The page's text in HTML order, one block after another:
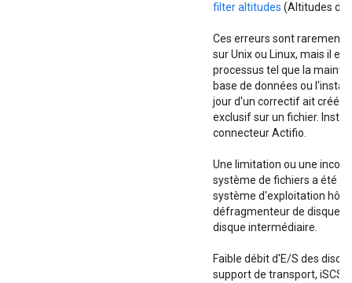
filter altitudes (Altitudes de
Ces erreurs sont rarement
sur Unix ou Linux, mais il
processus tel que la
base de données ou
jour d'un correctif ait créé
exclusif sur un fichier.
connecteur Actifio.
Une limitation ou une
système de fichiers a été
système d'exploitation
défragmenteur de disque
disque intermédiaire.
Faible débit d'E/S des
support de transport, iSCSI